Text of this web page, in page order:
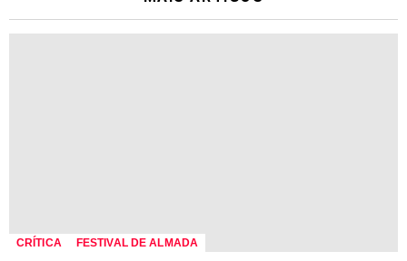
CRÍTICA FESTIVAL DE ALMADA